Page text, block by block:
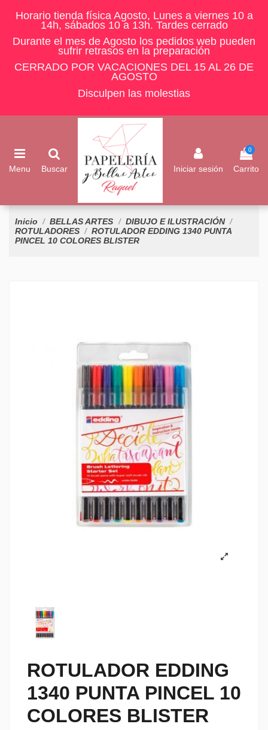
Horario tienda física Agosto, Lunes a viernes 10 a
14h, sábados 10 a 13h. Tardes cerrado
Durante el mes de Agosto los pedidos web pueden
sufrir retrasos en la preparación
CERRADO POR VACACIONES DEL 15 AL 26 DE
AGOSTO
Disculpen las molestias
Menu Buscar Iniciar sesión
0
Carrito
Inicio BELLAS ARTES
DIBUJO E ILUSTRACIÓN
ROTULADORES
ROTULADOR EDDING 1340 PUNTA
PINCEL 10 COLORES BLISTER
ROTULADOR EDDING
1340 PUNTA PINCEL 10
COLORES BLISTER